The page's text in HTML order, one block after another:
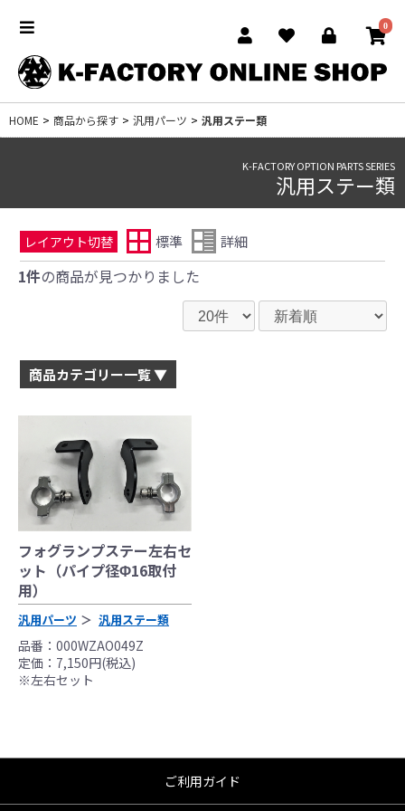
0
HOME > 商品から探す > 汎用パーツ > 汎用ステー類
K-FACTORY OPTION PARTS SERIES
汎用ステー類
レイアウト切替 標準 詳細
1件の商品が見つかりました
商品カテゴリー一覧
フォグランプステー左右セ
ット（パイプ径Φ16取付
用）
汎用パーツ 汎用ステー類
品番：000WZAO049Z
定価：7,150円(税込)
※左右セット
かりやすくするために一般車両に装着した写
真を使用しております。
●レーシングパーツはサーキットにおけるスポ
ご利用ガイド